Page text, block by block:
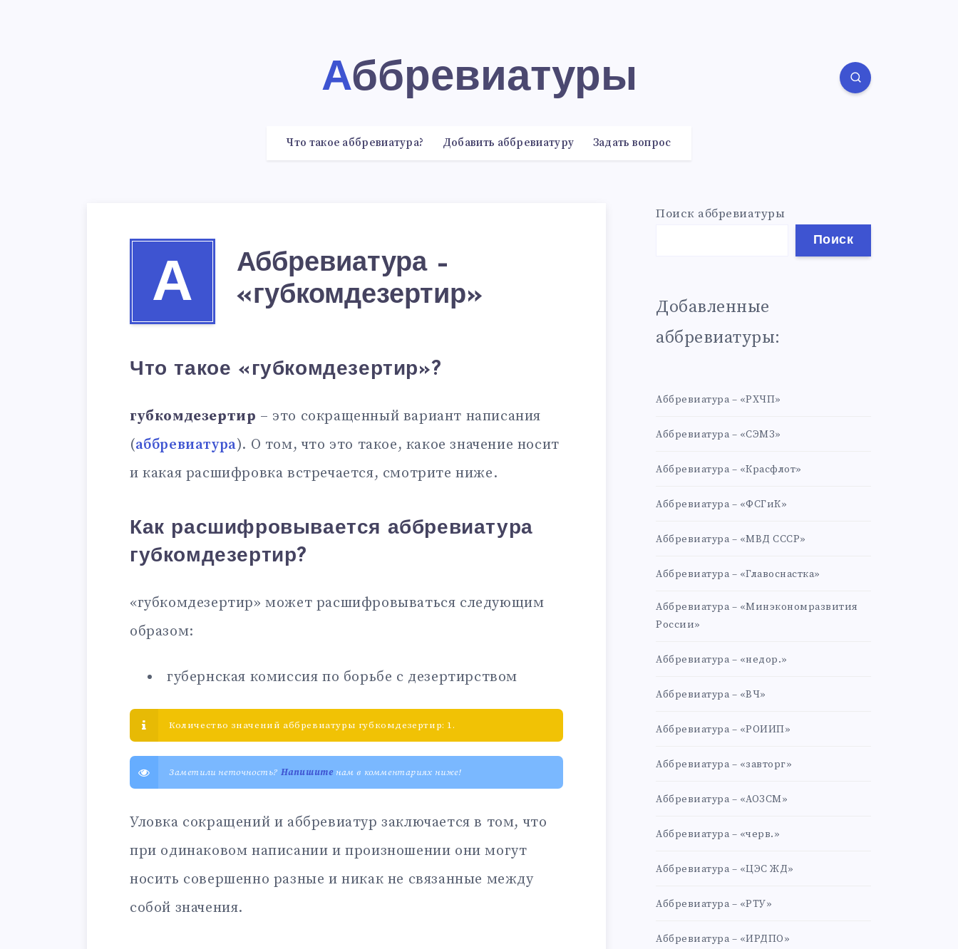
Аббревиатуры
Что такое аббревиатура? Добавить аббревиатуру Задать вопрос
А
Аббревиатура –
«губкомдезертир»
Что такое «губкомдезертир»?
губкомдезертир – это сокращенный вариант написания
(аббревиатура). О том, что это такое, какое значение носит
и какая расшифровка встречается, смотрите ниже.
Как расшифровывается аббревиатура
губкомдезертир?
«губкомдезертир» может расшифровываться следующим
образом:
губернская комиссия по борьбе с дезертирством
Количество значений аббревиатуры губкомдезертир: 1.
Заметили неточность? Напишитенам в комментариях ниже!
Уловка сокращений и аббревиатур заключается в том, что
при одинаковом написании и произношении они могут
носить совершенно разные и никак не связанные между
собой значения.
Поиск аббревиатуры
Поиск
Добавленные
аббревиатуры:
Аббревиатура – «РХЧП»
Аббревиатура – «СЭМЗ»
Аббревиатура – «Красфлот»
Аббревиатура – «ФСГиК»
Аббревиатура – «МВД СССР»
Аббревиатура – «Главоснастка»
Аббревиатура – «Минэкономразвития
России»
Аббревиатура – «недор.»
Аббревиатура – «ВЧ»
Аббревиатура – «РОИИП»
Аббревиатура – «завторг»
Аббревиатура – «АОЗСМ»
Аббревиатура – «черв.»
Аббревиатура – «ЦЭС ЖД»
Аббревиатура – «РТУ»
Аббревиатура – «ИРДПО»